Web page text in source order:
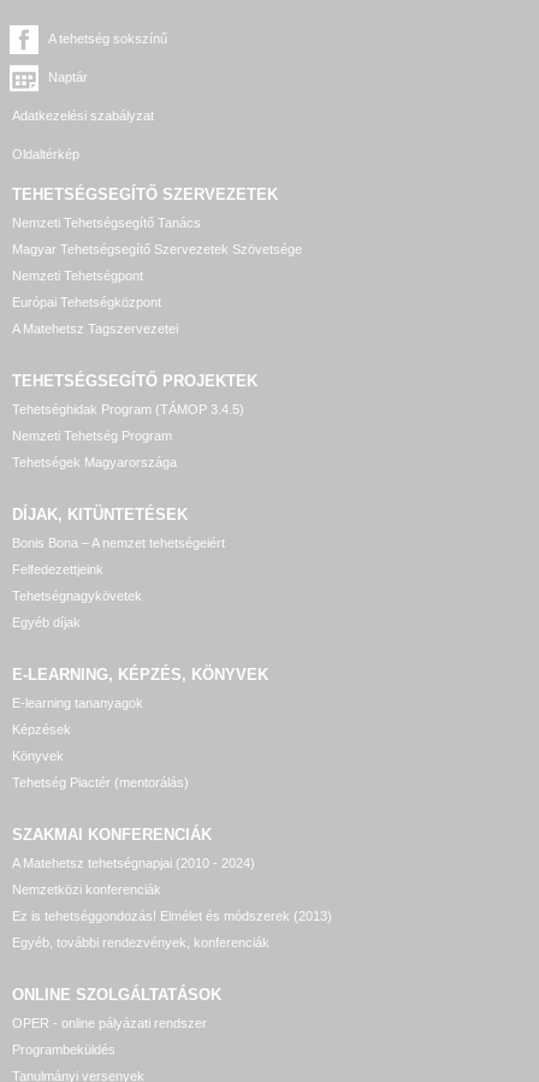
A tehetség sokszínű
Naptár
Adatkezelési szabályzat
Oldaltérkép
TEHETSÉGSEGÍTŐ SZERVEZETEK
Nemzeti Tehetségsegítő Tanács
Magyar Tehetségsegítő Szervezetek Szövetsége
Nemzeti Tehetségpont
Európai Tehetségközpont
A Matehetsz Tagszervezetei
TEHETSÉGSEGÍTŐ PROJEKTEK
Tehetséghidak Program (TÁMOP 3.4.5)
Nemzeti Tehetség Program
Tehetségek Magyarországa
DÍJAK, KITÜNTETÉSEK
Bonis Bona – A nemzet tehetségeiért
Felfedezettjeink
Tehetségnagykövetek
Egyéb díjak
E-LEARNING, KÉPZÉS, KÖNYVEK
E-learning tananyagok
Képzések
Könyvek
Tehetség Piactér (mentorálás)
SZAKMAI KONFERENCIÁK
A Matehetsz tehetségnapjai (2010 - 2024)
Nemzetközi konferenciák
Ez is tehetséggondozás! Elmélet és módszerek (2013)
Egyéb, további rendezvények, konferenciák
ONLINE SZOLGÁLTATÁSOK
OPER - online pályázati rendszer
Programbeküldés
Tanulmányi versenyek